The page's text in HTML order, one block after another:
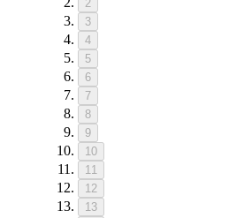
2
3
4
5
6
7
8
9
10
11
12
13